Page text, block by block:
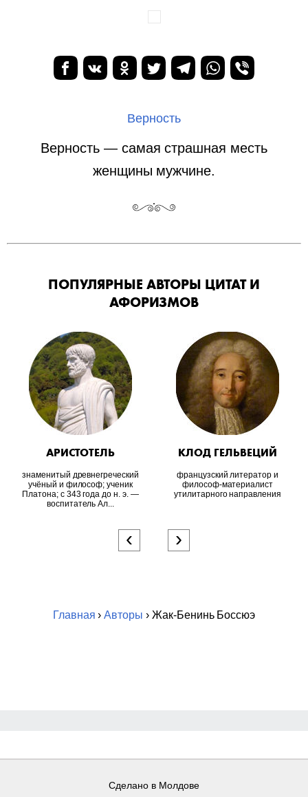
Верность
Верность — самая страшная месть
женщины мужчине.
ПОПУЛЯРНЫЕ АВТОРЫ ЦИТАТ И
АФОРИЗМОВ
АРИСТОТЕЛЬ
знаменитый древнегреческий
учёный и философ; ученик
Платона; c 343 года до н. э. —
воспитатель Ал...
КЛОД ГЕЛЬВЕЦИЙ
французский литератор и
философ-материалист
утилитарного направления
‹ ›
Главная ›Авторы › Жак-Бенинь Боссюэ
Сделано в Молдове